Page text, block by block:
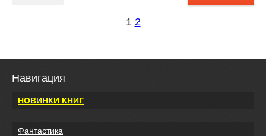
1 2
Навигация
НОВИНКИ КНИГ
Фантастика